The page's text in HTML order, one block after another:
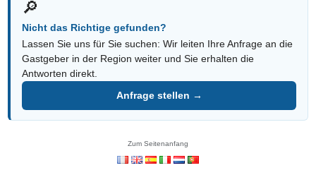
🔎
Nicht das Richtige gefunden?
Lassen Sie uns für Sie suchen: Wir leiten Ihre Anfrage an die
Gastgeber in der Region weiter und Sie erhalten die
Antworten direkt.
Anfrage stellen →
Zum Seitenanfang